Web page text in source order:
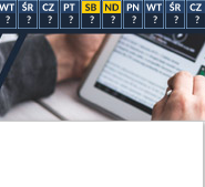
? ? ? ? ? ? ? ? ? ?